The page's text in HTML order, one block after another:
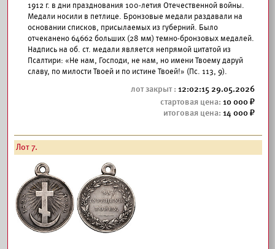
1912 г. в дни празднования 100-летия Отечественной войны.
Медали носили в петлице. Бронзовые медали раздавали на
основании списков, присылаемых из губерний. Было
отчеканено 64662 больших (28 мм) темно-бронзовых медалей.
Надпись на об. ст. медали является непрямой цитатой из
Псалтири: «Не нам, Господи, не нам, но имени Твоему даруй
славу, по милости Твоей и по истине Твоей!» (Пс. 113, 9).
12:02:15 29.05.2026
10 000
14 000
Лот 7.